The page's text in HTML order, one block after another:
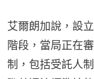
艾爾朗加說，設
階段，當局正在
制，包括受託人